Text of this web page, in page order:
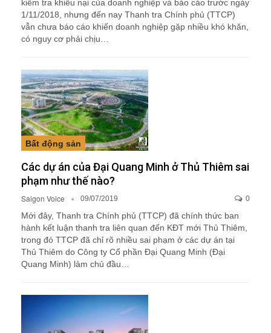
kiểm tra khiếu nại của doanh nghiệp và báo cáo trước ngày
1/11/2018, nhưng đến nay Thanh tra Chính phủ (TTCP)
vẫn chưa báo cáo khiến doanh nghiệp gặp nhiều khó khăn,
có nguy cơ phải chịu…
Bất động sản
Các dự án của Đại Quang Minh ở Thủ Thiêm sai
phạm như thế nào?
Saigon Voice 09/07/2019 0
Mới đây, Thanh tra Chính phủ (TTCP) đã chính thức ban
hành kết luận thanh tra liên quan đến KĐT mới Thủ Thiêm,
trong đó TTCP đã chỉ rõ nhiều sai phạm ở các dự án tại
Thủ Thiêm do Công ty Cổ phần Đại Quang Minh (Đại
Quang Minh) làm chủ đầu…